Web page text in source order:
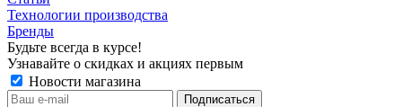
Технологии производства
Бренды
Будьте всегда в курсе!
Узнавайте о скидках и акциях первым
Новости магазина